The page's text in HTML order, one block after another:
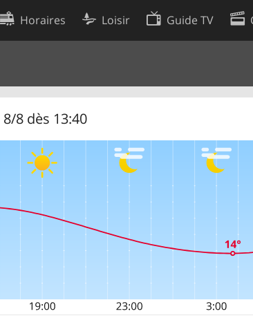
Horaires Loisir Guide TV
8 dès 13:40
Préférences de cookies